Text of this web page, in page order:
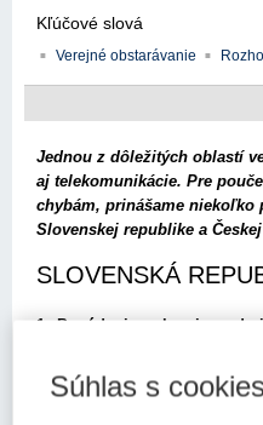
Kľúčové slová
Verejné obstarávanie
Jednou z dôležitých oblastí
aj telekomunikácie. Pre
chybám, prinášame niekoľko
Slovenskej republike a
SLOVENSKÁ
1. Posúdenie splnenia
Sociálna poisťovňa (ďalej
Súhlas s